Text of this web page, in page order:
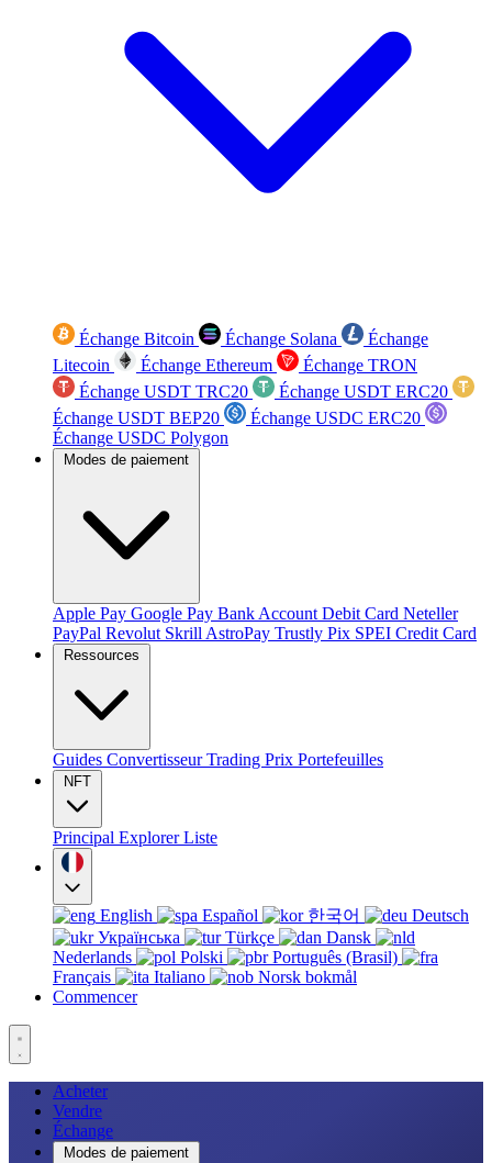
Échange Bitcoin Échange Solana
Échange
Litecoin
Échange Ethereum
Échange TRON
Échange USDT TRC20
Échange USDT ERC20
Échange USDT BEP20
Échange USDC ERC20
Échange USDC Polygon
Modes de paiement
Apple Pay Google Pay Bank Account Debit Card Neteller
PayPal Revolut Skrill AstroPay Trustly Pix SPEI Credit Card
Ressources
Guides ConvertisseurTrading Prix Portefeuilles
NFT
Principal ExplorerListe
English Español 한국어
Deutsch
Українська
Türkçe
Dansk
Nederlands
Polski
Português (Brasil)
Français
Italiano
Norsk bokmål
Commencer
Acheter
Vendre
Échange
Modes de paiement